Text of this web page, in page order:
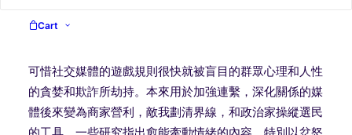
Cart
可惜社交媒體的遊戲規則很快就被盲目的群眾心理和人性
的貪婪和欺詐所劫持。本來用於加強連繫，深化關係的媒
體後來變為商家營利，敵我劃清界線，和政治家操縱選民